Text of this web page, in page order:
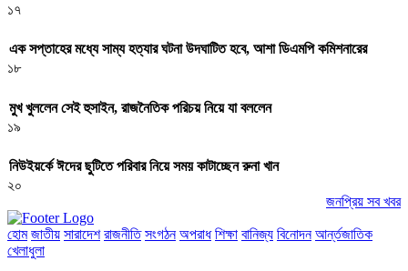
১৭
এক সপ্তাহের মধ্যে সাম্য হত্যার ঘটনা উদঘাটিত হবে, আশা ডিএমপি কমিশনারের
১৮
মুখ খুললেন সেই হুসাইন, রাজনৈতিক পরিচয় নিয়ে যা বললেন
১৯
নিউইয়র্কে ঈদের ছুটিতে পরিবার নিয়ে সময় কাটাচ্ছেন রুনা খান
২০
জনপ্রিয় সব খবর
হোম জাতীয় সারাদেশ রাজনীতি সংগঠন অপরাধ শিক্ষা বানিজ্য বিনোদন আর্ন্তজাতিক
খেলাধুলা